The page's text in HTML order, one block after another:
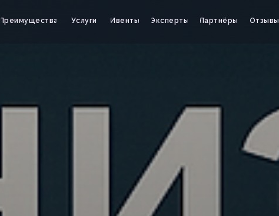
Эксперты
Ивенты Отзывы
Партнёры
Услуги
Преимущества